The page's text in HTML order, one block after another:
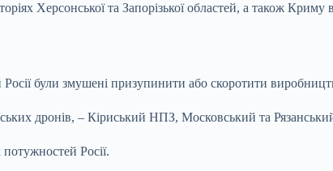
Херсонської та Запорізької областей, а також
були змушені призупинити або скоротити
дронів, – Кіриський НПЗ, Московський та
Росії.